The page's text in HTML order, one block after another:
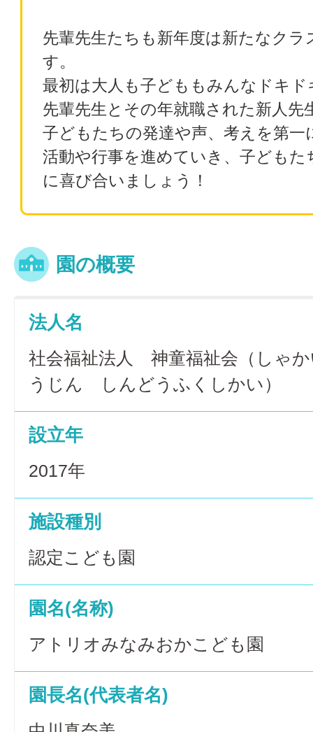
先輩先生たちも新年度は新たなクラ
す。
最初は大人も子どももみんなドキド
先輩先生とその年就職された新人先
子どもたちの発達や声、考えを第一
活動や行事を進めていき、子どもた
に喜び合いましょう！
園の概要
法人名
社会福祉法人 神童福祉会（しゃ
うじん しんどうふくしかい）
設立年
2017年
施設種別
認定こども園
園名(名称)
アトリオみなみおかこども園
園長名(代表者名)